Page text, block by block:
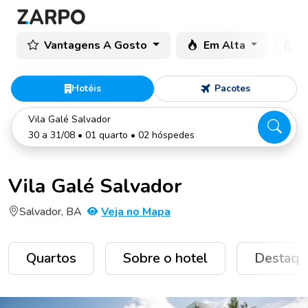
Vantagens A Gosto Em Alta
Hotéis Pacotes
Vila Galé Salvador
30 a 31/08 • 01 quarto • 02 hóspedes
Vila Galé Salvador
Salvador, BA Veja no Mapa
Quartos Sobre o hotel